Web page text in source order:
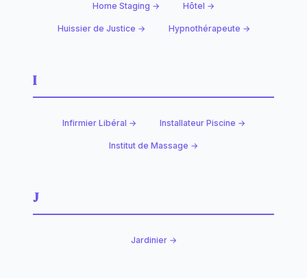
Home Staging → Hôtel →
Huissier de Justice → Hypnothérapeute →
I
Infirmier Libéral → Installateur Piscine →
Institut de Massage →
J
Jardinier →